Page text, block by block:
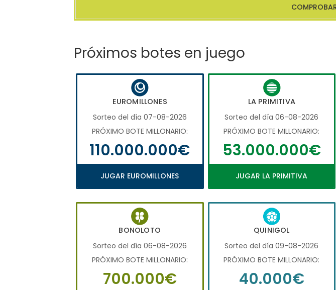
Próximos botes en juego
EUROMILLONES
Sorteo del día 07-08-2026
PRÓXIMO BOTE MILLONARIO:
110.000.000€
JUGAR EUROMILLONES
LA PRIMITIVA
Sorteo del día 06-08-2026
PRÓXIMO BOTE MILLONARIO:
53.000.000€
JUGAR LA PRIMITIVA
BONOLOTO
Sorteo del día 06-08-2026
PRÓXIMO BOTE MILLONARIO:
700.000€
QUINIGOL
Sorteo del día 09-08-2026
PRÓXIMO BOTE MILLONARIO:
40.000€